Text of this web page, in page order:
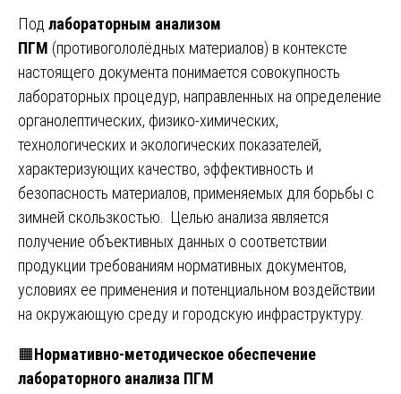
Под лабораторным анализом
ПГМ (противогололёдных материалов) в контексте
настоящего документа понимается совокупность
лабораторных процедур, направленных на определение
органолептических, физико-химических,
технологических и экологических показателей,
характеризующих качество, эффективность и
безопасность материалов, применяемых для борьбы с
зимней скользкостью. Целью анализа является
получение объективных данных о соответствии
продукции требованиям нормативных документов,
условиях ее применения и потенциальном воздействии
на окружающую среду и городскую инфраструктуру.
🟧Нормативно-методическое обеспечение
лабораторного анализа ПГМ